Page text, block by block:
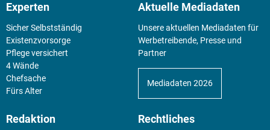
Experten
Sicher Selbstständig
Existenz­vorsorge
Pflege versichert
4 Wände
Chefsache
Fürs Alter
Aktuelle Mediadaten
Unsere aktuellen Mediadaten für
Werbetreibende, Presse und
Partner
Mediadaten 2026
Redaktion Rechtliches